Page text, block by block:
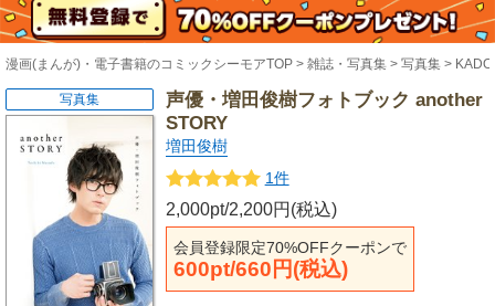
漫画(まんが)・電子書籍のコミックシーモアTOP 雑誌・写真集 写真集
声優・増田俊樹フォトブック another
STORY
増田俊樹
1件
2,000pt/2,200円(税込)
会員登録限定70%OFFクーポンで
600pt/660円(税込)
写真集